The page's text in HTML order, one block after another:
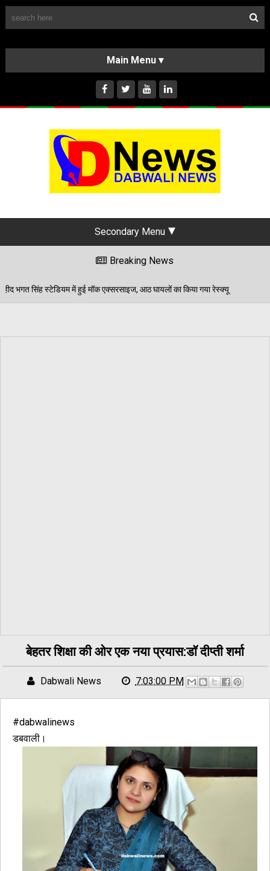
HOME
ABOUT US
INSTAGRAM
Secondary Menu
Breaking News
आठ घायलों का किया गया रेस्क्यू 06/08/2026 पेड़ जन्म से मरण
बेहतर शिक्षा की ओर एक नया प्रयास:डॉ दीप्ती शर्मा
Dabwali News 7:03:00 PM
#dabwalinews
डबवाली।